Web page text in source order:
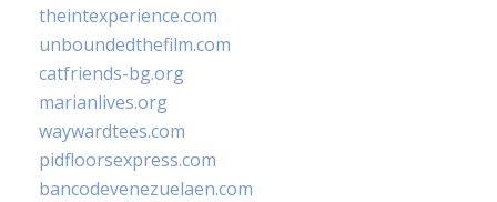
theintexperience.com
unboundedthefilm.com
catfriends-bg.org
marianlives.org
waywardtees.com
pidfloorsexpress.com
bancodevenezuelaen.com